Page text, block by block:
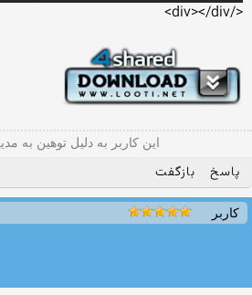
</div></div>
این کاربر به دلیل توهین به
پاسخ بازگفت
کاربر